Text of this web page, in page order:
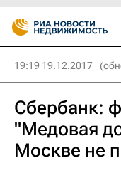
19:19 19.12.2017
Сбербанк:
"Медовая
Москве не